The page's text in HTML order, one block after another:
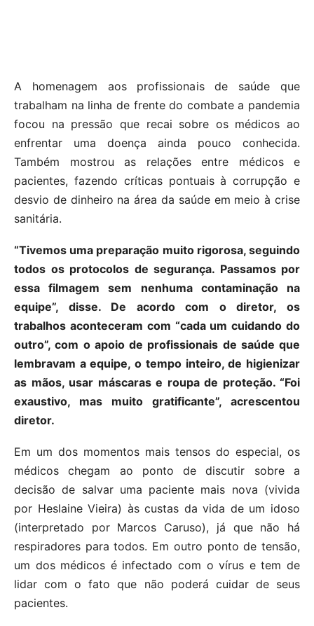
A homenagem aos profissionais de saúde que
trabalham na linha de frente do combate a pandemia
focou na pressão que recai sobre os médicos ao
enfrentar uma doença ainda pouco conhecida.
Também mostrou as relações entre médicos e
pacientes, fazendo críticas pontuais à corrupção e
desvio de dinheiro na área da saúde em meio à crise
sanitária.
“Tivemos uma preparação muito rigorosa, seguindo
todos os protocolos de segurança. Passamos por
essa filmagem sem nenhuma contaminação na
equipe”, disse. De acordo com o diretor, os
trabalhos aconteceram com “cada um cuidando do
outro”, com o apoio de profissionais de saúde que
lembravam a equipe, o tempo inteiro, de higienizar
as mãos, usar máscaras e roupa de proteção. “Foi
exaustivo, mas muito gratificante”, acrescentou
diretor.
Em um dos momentos mais tensos do especial, os
médicos chegam ao ponto de discutir sobre a
decisão de salvar uma paciente mais nova (vivida
por Heslaine Vieira) às custas da vida de um idoso
(interpretado por Marcos Caruso), já que não há
respiradores para todos. Em outro ponto de tensão,
um dos médicos é infectado com o vírus e tem de
lidar com o fato que não poderá cuidar de seus
pacientes.